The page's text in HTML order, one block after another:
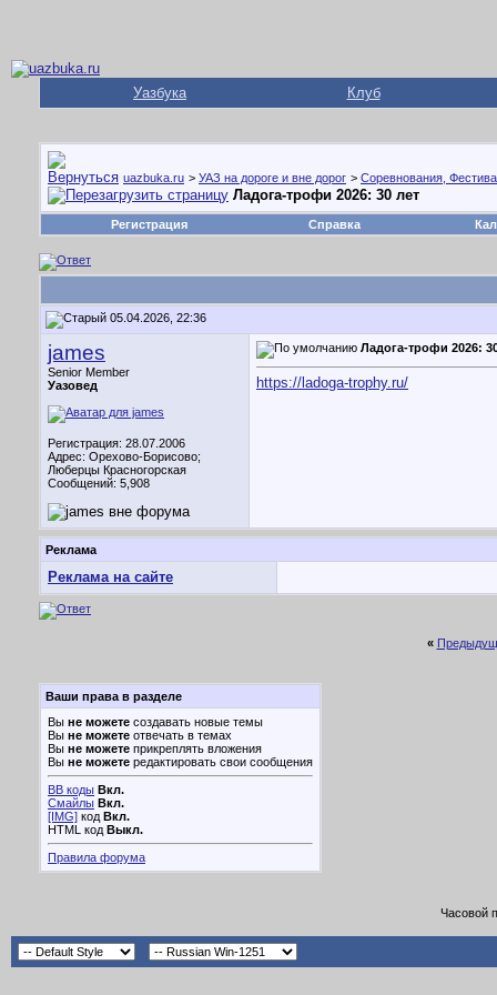
Уазбука Клуб
uazbuka.ru > УАЗ на дороге и вне дорог > Соревнования,
Ладога-трофи 2026: 30 лет
Регистрация Справка
05.04.2026, 22:36
james
Senior Member
Уазовед
Регистрация: 28.07.2006
Адрес: Орехово-Борисово;
Люберцы Красногорская
Сообщений: 5,908
Ладога-трофи 2026:
https://ladoga-trophy.ru/
Реклама
Реклама на сайте
«
Ваши права в разделе
Вы не можете создавать новые темы
Вы не можете отвечать в темах
Вы не можете прикреплять вложения
Вы не можете редактировать свои сообщения
BB коды Вкл.
Смайлы Вкл.
[IMG] код Вкл.
HTML код Выкл.
Правила форума
Часовой